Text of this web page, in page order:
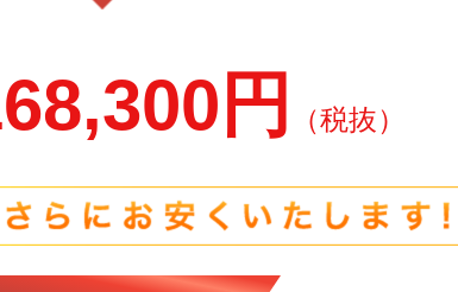
円 （税抜）